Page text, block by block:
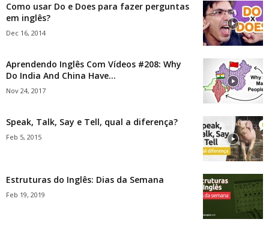
Como usar Do e Does para fazer perguntas
em inglês?
Dec 16, 2014
Aprendendo Inglês Com Vídeos #208: Why
Do India And China Have...
Nov 24, 2017
Speak, Talk, Say e Tell, qual a diferença?
Feb 5, 2015
Estruturas do Inglês: Dias da Semana
Feb 19, 2019